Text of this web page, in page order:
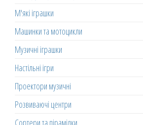
М'які іграшки
Машинки та мотоцикли
Музичні іграшки
Настільні ігри
Проектори музичні
Розвиваючі центри